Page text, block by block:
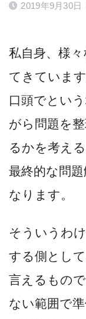
2019年9月30日
私自身、様
てきていま
口頭でとい
がら問題を
るかを考え
最終的な問
なります。
そういうわ
する側とし
言えるもの
ない範囲で